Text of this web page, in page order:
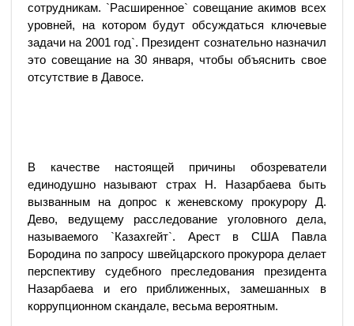
сотрудникам. `Расширенное` совещание акимов всех
уровней, на котором будут обсуждаться ключевые
задачи на 2001 год`. Президент сознательно назначил
это совещание на 30 января, чтобы объяснить свое
отсутствие в Давосе.
В качестве настоящей причины обозреватели
единодушно называют страх Н. Назарбаева быть
вызванным на допрос к женевскому прокурору Д.
Дево, ведущему расследование уголовного дела,
называемого `Казахгейт`. Арест в США Павла
Бородина по запросу швейцарского прокурора делает
перспективу судебного преследования президента
Назарбаева и его приближенных, замешанных в
коррупционном скандале, весьма вероятным.